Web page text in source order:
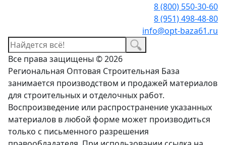
8 (800) 550-30-60
8 (951) 498-48-80
info@opt-baza61.ru
Все права защищены © 2026
Региональная Оптовая Строительная База
занимается производством и продажей материалов
для строительных и отделочных работ.
Воспроизведение или распространение указанных
материалов в любой форме может производиться
только с письменного разрешения